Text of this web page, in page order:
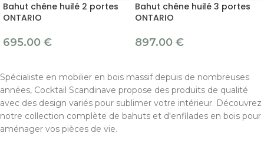
Bahut chêne huilé 2 portes
ONTARIO
695.00 €
Bahut chêne huilé 3 portes
ONTARIO
897.00 €
Spécialiste en mobilier en bois massif depuis de nombreuses
années, Cocktail Scandinave propose des produits de qualité
avec des design variés pour sublimer votre intérieur. Découvrez
notre collection complète de bahuts et d'enfilades en bois pour
aménager vos pièces de vie.